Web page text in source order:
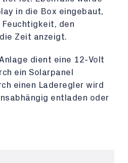
in die Box eingebaut,
den
Zeit anzeigt.
dient eine 12-Volt
ein Solarpanel
einen Laderegler wird
entladen oder